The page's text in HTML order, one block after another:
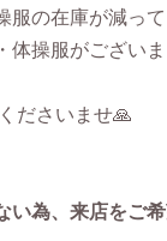
服の在庫が減っ
体操服がござい
ださいませ🙏
い為、来店をご